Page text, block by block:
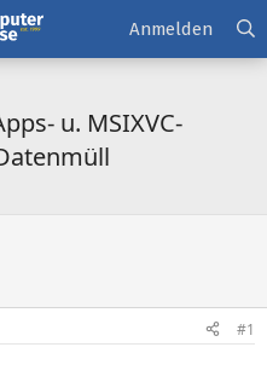
Anmelden
u. MSIXVC-
#1